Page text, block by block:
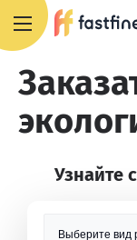
Узнайте